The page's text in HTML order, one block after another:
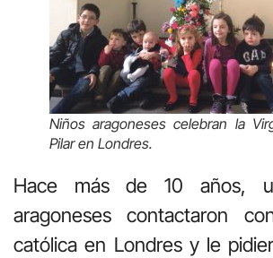
Niños aragoneses celebran la
Pilar en Londres.
Hace más de 10 años,
aragoneses contactaron
católica en Londres y le